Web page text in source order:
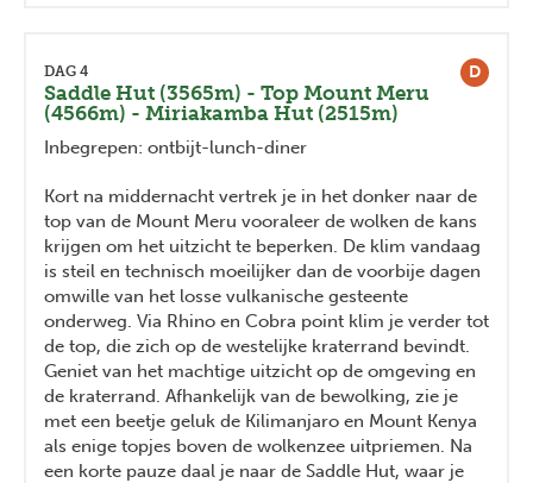
D
DAG 4
Saddle Hut (3565m) - Top Mount Meru
(4566m) - Miriakamba Hut (2515m)
Inbegrepen: ontbijt-lunch-diner
Kort na middernacht vertrek je in het donker naar de
top van de Mount Meru vooraleer de wolken de kans
krijgen om het uitzicht te beperken. De klim vandaag
is steil en technisch moeilijker dan de voorbije dagen
omwille van het losse vulkanische gesteente
onderweg. Via Rhino en Cobra point klim je verder tot
de top, die zich op de westelijke kraterrand bevindt.
Geniet van het machtige uitzicht op de omgeving en
de kraterrand. Afhankelijk van de bewolking, zie je
met een beetje geluk de Kilimanjaro en Mount Kenya
als enige topjes boven de wolkenzee uitpriemen. Na
een korte pauze daal je naar de Saddle Hut, waar je